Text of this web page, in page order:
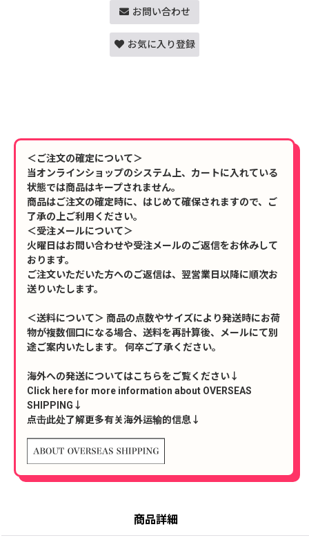
お問い合わせ
お気に入り登録
＜ご注文の確定について＞
当オンラインショップのシステム上、カートに入れている
状態では商品はキープされません。
商品はご注文の確定時に、はじめて確保されますので、ご
了承の上ご利用ください。
＜受注メールについて＞
火曜日はお問い合わせや受注メールのご返信をお休みして
おります。
ご注文いただいた方へのご返信は、翌営業日以降に順次お
送りいたします。
＜送料について＞ 商品の点数やサイズにより発送時にお荷
物が複数個口になる場合、送料を再計算後、メールにて別
途ご案内いたします。 何卒ご了承ください。
海外への発送についてはこちらをご覧ください↓
Click here for more information about OVERSEAS
SHIPPING↓
点击此处了解更多有关海外运输的信息↓
商品詳細